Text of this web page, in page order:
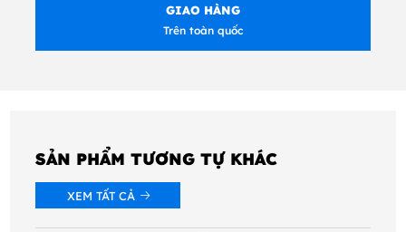
GIAO HÀNG
Trên toàn quốc
SẢN PHẨM TƯƠNG TỰ KHÁC
XEM TẤT CẢ